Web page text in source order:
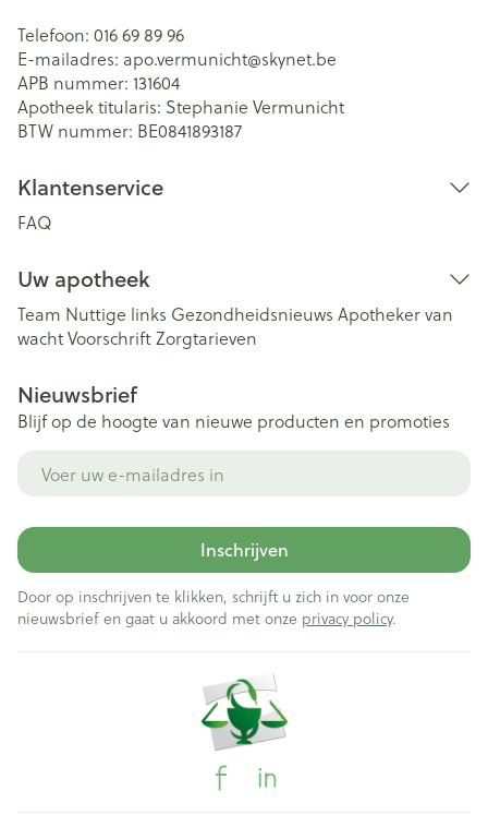
Telefoon: 016 69 89 96
E-mailadres: apo.vermunicht@skynet.be
APB nummer: 131604
Apotheek titularis: Stephanie Vermunicht
BTW nummer: BE0841893187
Klantenservice
FAQ
Uw apotheek
Team Nuttige links Gezondheidsnieuws Apotheker van
wachtVoorschriftZorgtarieven
Nieuwsbrief
Blijf op de hoogte van nieuwe producten en promoties
Inschrijven
Door op inschrijven te klikken, schrijft u zich in voor onze
nieuwsbrief en gaat u akkoord met onze privacy policy.